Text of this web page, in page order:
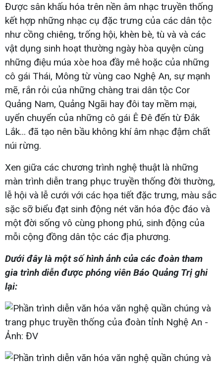
Được sân khấu hóa trên nền âm nhạc truyền thống
kết hợp những nhạc cụ đặc trưng của các dân tộc
như cồng chiêng, trống hội, khèn bè, tù và và các
vật dụng sinh hoạt thường ngày hòa quyện cùng
những điệu múa xòe hoa đầy mê hoặc của những
cô gái Thái, Mông từ vùng cao Nghệ An, sự mạnh
mẽ, rắn rỏi của những chàng trai dân tộc Cor
Quảng Nam, Quảng Ngãi hay đôi tay mềm mại,
uyển chuyển của những cô gái Ê Đê đến từ Đắk
Lắk... đã tạo nên bầu không khí âm nhạc đậm chất
núi rừng.
Xen giữa các chương trình nghệ thuật là những
màn trình diễn trang phục truyền thống đời thường,
lễ hội và lễ cưới với các họa tiết đặc trưng, màu sắc
sặc sỡ biểu đạt sinh động nét văn hóa độc đáo và
một đời sống vô cùng phong phú, sinh động của
mỗi cộng đồng dân tộc các địa phương.
Dưới đây là một số hình ảnh của các đoàn tham
gia trình diễn được phóng viên Báo Quảng Trị ghi
lại: